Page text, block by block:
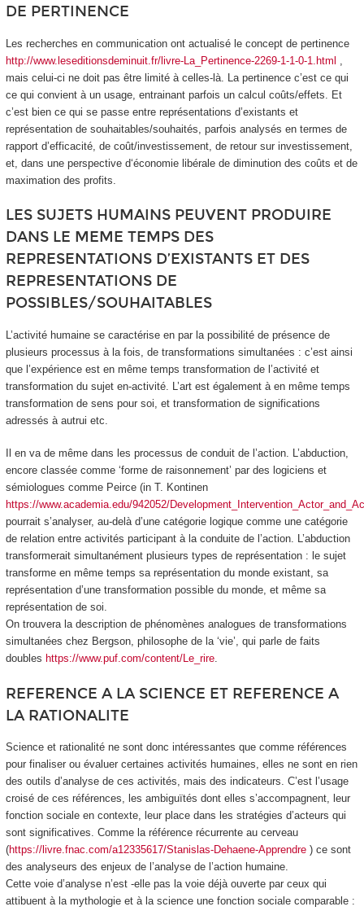
DE PERTINENCE
Les recherches en communication ont actualisé le concept de pertinence
http://www.leseditionsdeminuit.fr/livre-La_Pertinence-2269-1-1-0-1.html
mais celui-ci ne doit pas être limité à celles-là.
La pertinence c’est ce qui
ce qui convient à un usage, entrainant parfois un calcul coûts/effets. Et
c’est bien ce qui se passe entre représentations d’existants et
représentation de souhaitables/souhaités, parfois analysés en termes de
rapport d’efficacité, de coût/investissement, de retour sur investissement,
et, dans une perspective d‘économie libérale de diminution des coûts et de
maximation des profits.
LES SUJETS HUMAINS PEUVENT PRODUIRE
DANS LE MEME TEMPS DES
REPRESENTATIONS D’EXISTANTS ET DES
REPRESENTATIONS DE
POSSIBLES/SOUHAITABLES
L’activité humaine se caractérise en par la possibilité de présence de
plusieurs processus à la fois, de transformations simultanées : c’est ainsi
que l’expérience est en même temps transformation de l’activité et
transformation du sujet en-activité. L’art est également à en même temps
transformation de sens pour soi, et transformation de significations
adressés à autrui etc.
Il en va de même dans les processus de conduit de l’action. L’abduction,
encore classée comme ‘forme de raisonnement’ par des logiciens et
sémiologues comme Peirce (in T. Kontinen
https://www.academia.edu/942052/
pourrait s’analyser, au-delà d’une catégorie logique comme une catégorie
de relation entre activités participant à la conduite de l’action. L’abduction
transformerait simultanément plusieurs types de représentation : le sujet
transforme en même temps sa représentation du monde existant, sa
représentation d’une transformation possible du monde, et même sa
représentation de soi.
On trouvera la description de phénomènes analogues de transformations
simultanées chez Bergson, philosophe de la ‘vie’, qui parle de faits
doubles https://www.puf.com/content/Le_rire.
REFERENCE A LA SCIENCE ET REFERENCE A
LA RATIONALITE
Science et rationalité ne sont donc intéressantes que comme références
pour finaliser ou évaluer certaines activités humaines, elles ne sont en rien
des outils d’analyse de ces activités, mais des indicateurs. C’est l’usage
croisé de ces références, les ambiguïtés dont elles s’accompagnent, leur
fonction sociale en contexte, leur place dans les stratégies d’acteurs qui
sont significatives. Comme la référence récurrente au cerveau
(https://livre.fnac.com/a12335617/Stanislas-Dehaene-Apprendre) ce sont
des analyseurs des enjeux de l’analyse de l’action humaine.
Cette voie d’analyse n’est -elle pas la voie déjà ouverte par ceux qui
attibuent à la mythologie et à la science une fonction sociale comparable :